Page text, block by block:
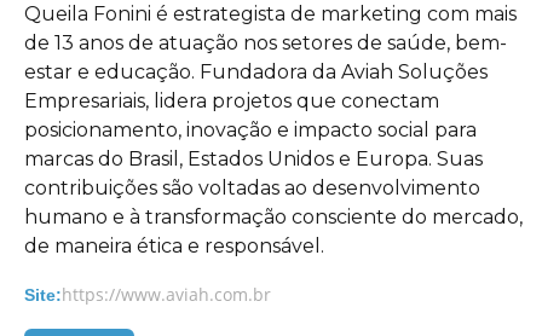
Queila Fonini é estrategista de marketing com mais
de 13 anos de atuação nos setores de saúde, bem-
estar e educação. Fundadora da Aviah Soluções
Empresariais, lidera projetos que conectam
posicionamento, inovação e impacto social para
marcas do Brasil, Estados Unidos e Europa. Suas
contribuições são voltadas ao desenvolvimento
humano e à transformação consciente do mercado,
de maneira ética e responsável.
Site:https://www.aviah.com.br